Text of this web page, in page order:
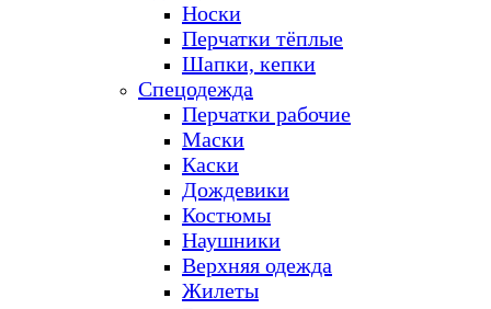
Носки
Перчатки тёплые
Шапки, кепки
Спецодежда
Перчатки рабочие
Маски
Каски
Дождевики
Костюмы
Наушники
Верхняя одежда
Жилеты